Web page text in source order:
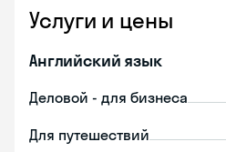
Услуги и цены
Английский язык
Деловой - для бизнеса
Для путешествий